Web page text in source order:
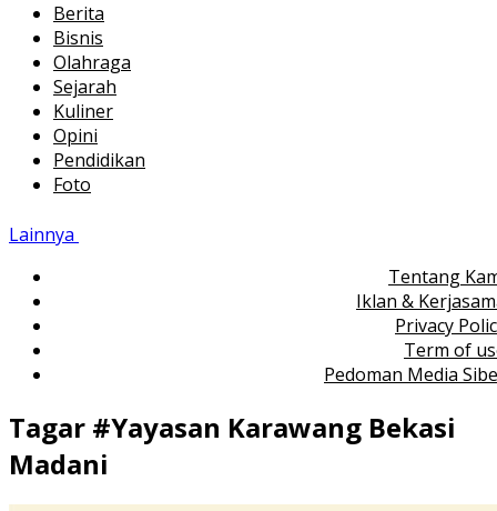
Berita
Bisnis
Olahraga
Sejarah
Kuliner
Opini
Pendidikan
Foto
Lainnya
Tentang
Iklan &
Privacy
Term of
Pedoman Media
Tagar #Yayasan Karawang Bekasi
Madani